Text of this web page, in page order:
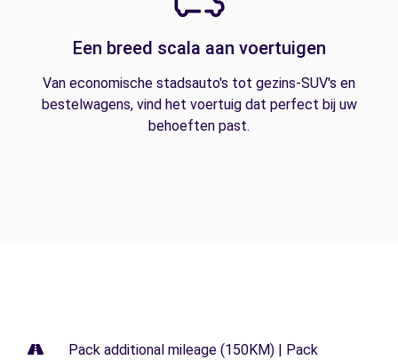
Een breed scala aan voertuigen
Van economische stadsauto's tot gezins-SUV's en
bestelwagens, vind het voertuig dat perfect bij uw
behoeften past.
Pack additional mileage (150KM) | Pack